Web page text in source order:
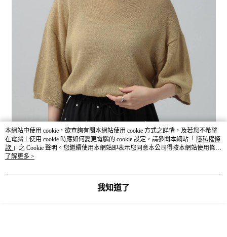
本網站中使用 cookie，欲查詢有關本網站使用 cookie 方式之詳情，及若您不希望
在電腦上使用 cookie 時應如何變更電腦的 cookie 設定，請參閱本網站「 隱私權條
款 」之 Cookie 聲明。您繼續使用本網站即表示您同意本公司得按本網站使用條款
之 Cookie 聲明使用 cookie。
了解更多 >
我知道了